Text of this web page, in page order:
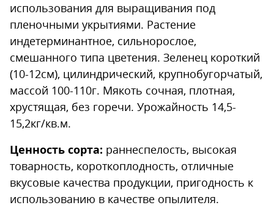
использования для выращивания под
пленочными укрытиями. Растение
индетерминантное, сильнорослое,
смешанного типа цветения. Зеленец короткий
(10-12см), цилиндрический, крупнобугорчатый,
массой 100-110г. Мякоть сочная, плотная,
хрустящая, без горечи. Урожайность 14,5-
15,2кг/кв.м.
Ценность сорта: раннеспелость, высокая
товарность, короткоплодность, отличные
вкусовые качества продукции, пригодность к
использованию в качестве опылителя.